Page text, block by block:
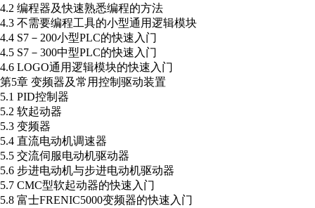
4.2 编程器及快速熟悉编程的方法
4.3 不需要编程工具的小型通用逻辑模块
4.4 S7－200小型PLC的快速入门
4.5 S7－300中型PLC的快速入门
4.6 LOGO通用逻辑模块的快速入门
第5章 变频器及常用控制驱动装置
5.1 PID控制器
5.2 软起动器
5.3 变频器
5.4 直流电动机调速器
5.5 交流伺服电动机驱动器
5.6 步进电动机与步进电动机驱动器
5.7 CMC型软起动器的快速入门
5.8 富士FRENIC5000变频器的快速入门